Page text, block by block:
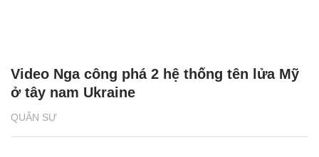
QUÂN SỰ
Video Nga công phá 2 hệ thống tên lửa Mỹ
ở tây nam Ukraine